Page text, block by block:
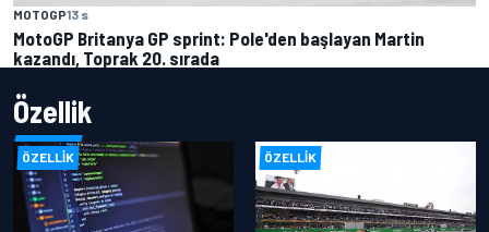
MOTOGP13 s
MotoGP Britanya GP sprint: Pole'den başlayan Martin
kazandı, Toprak 20. sırada
Özellik
ÖZELLIK ÖZELLIK